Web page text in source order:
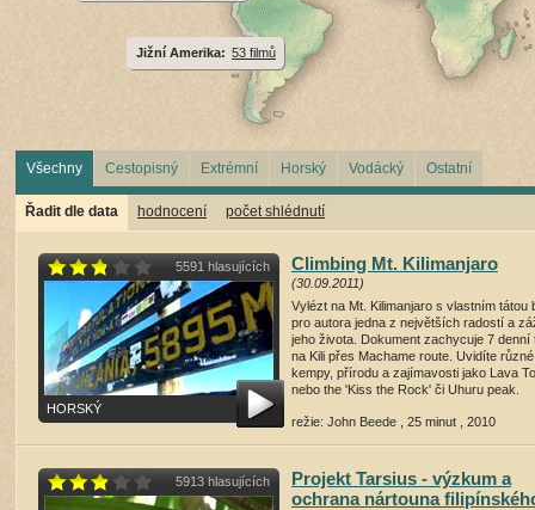
Jižní Amerika: 53 filmů
Všechny Cestopisný Extrémní Horský Vodácký Ostatní
Řadit dle data hodnocení počet shlédnutí
5591 hlasujících
HORSKÝ
Climbing Mt. Kilimanjaro
(30.09.2011)
Vylézt na Mt. Kilimanjaro s vlastním tátou
pro autora jedna z největších radostí a
jeho života. Dokument zachycuje 7 denní
na Kili přes Machame route. Uvidíte různé
kempy, přírodu a zajímavosti jako Lava
nebo the 'Kiss the Rock' či Uhuru peak.
režie: John Beede , 25 minut , 2010
5913 hlasujících
Projekt Tarsius - výzkum a
ochrana nártouna